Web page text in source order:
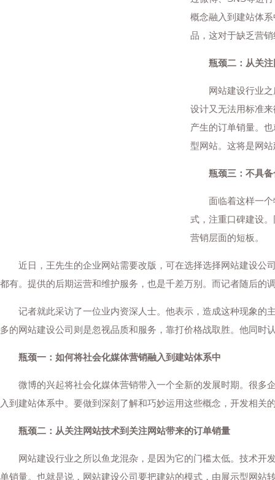
概念融入到建站体
品，这对于缺乏营
瓶颈二：从关
网站建设行业之
设计又无法用标准
产生的订单销量。
型网站。这将是网
瓶颈三：不具
面临着这样一个
式，注重口碑建设
营销层面的短板。
近日，王先生的企业网站需要改版，可在选择选择网站建设公
都有。提供的后期运营和维护服务，也是千差万别。而记者随后的
记者就此采访了一位业内资深人士。他表示，造成这种现象的
多的网站建设公司则是忽视品质和服务，靠打价格战取胜。他同
瓶颈一：如何将社会化媒体营销融入到建站体系中
微博的兴起将社会化媒体营销带入一个全新的发展时期。很多
入到建站体系中。要做到深刻了解和巧妙运用这些概念，开发相
瓶颈二：从关注网站技术到关注网站带来的订单销量
网站建设行业之所以鱼龙混杂，是因为它的门槛太低。技术开
单销量。也就是说，网站建设公司要把建站的模式，由展示型网